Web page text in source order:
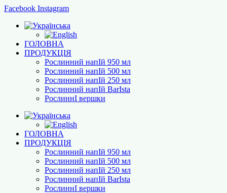
Facebook Instagram
ГОЛОВНА
ПРОДУКЦІЯ
Рослинний напІй 950 мл
Рослинний напІй 500 мл
Рослинний напІй 250 мл
Рослинний напІй BarІsta
РослиннІ вершки
ГОЛОВНА
ПРОДУКЦІЯ
Рослинний напІй 950 мл
Рослинний напІй 500 мл
Рослинний напІй 250 мл
Рослинний напІй BarІsta
РослиннІ вершки